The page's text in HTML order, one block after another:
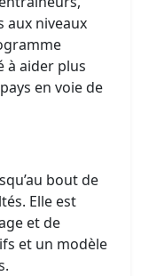
aux niveaux
à aider plus
en voie de
bout de
Elle est
et de
et un modèle